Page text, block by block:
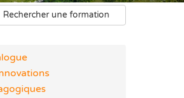
Rechercher une formation